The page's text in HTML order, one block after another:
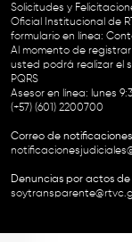
Solicitudes y
Oficial Institucional de
formulario en línea:
Al momento de
usted podrá realizar el
PQRS
Asesor en línea: lunes
(+57) (601) 2200700
Correo de
Denuncias por actos